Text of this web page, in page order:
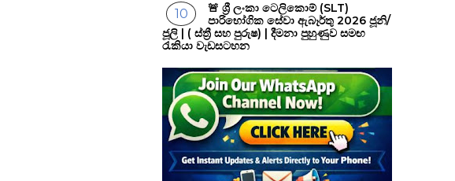
🚨 ශ්‍රී ලංකා ටෙලිකොම් (SLT)
පාරිභෝගික සේවා ඇබෑර්තු 2026 ජූනි/
ජූලි | ( ස්ත්‍රී සහ පුරුෂ) | දීමනා පුහුණුව සමඟ
රැකියා වැඩසටහන